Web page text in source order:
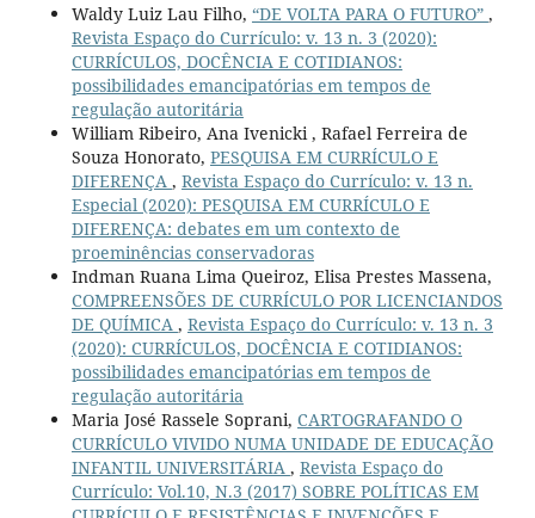
Waldy Luiz Lau Filho, “DE VOLTA PARA O FUTURO” ,
Revista Espaço do Currículo: v. 13 n. 3 (2020):
CURRÍCULOS, DOCÊNCIA E COTIDIANOS:
possibilidades emancipatórias em tempos de
regulação autoritária
William Ribeiro, Ana Ivenicki , Rafael Ferreira de
Souza Honorato, PESQUISA EM CURRÍCULO E
DIFERENÇA , Revista Espaço do Currículo: v. 13 n.
Especial (2020): PESQUISA EM CURRÍCULO E
DIFERENÇA: debates em um contexto de
proeminências conservadoras
Indman Ruana Lima Queiroz, Elisa Prestes Massena,
COMPREENSÕES DE CURRÍCULO POR LICENCIANDOS
DE QUÍMICA , Revista Espaço do Currículo: v. 13 n. 3
(2020): CURRÍCULOS, DOCÊNCIA E COTIDIANOS:
possibilidades emancipatórias em tempos de
regulação autoritária
Maria José Rassele Soprani, CARTOGRAFANDO O
CURRÍCULO VIVIDO NUMA UNIDADE DE EDUCAÇÃO
INFANTIL UNIVERSITÁRIA , Revista Espaço do
Currículo: Vol.10, N.3 (2017) SOBRE POLÍTICAS EM